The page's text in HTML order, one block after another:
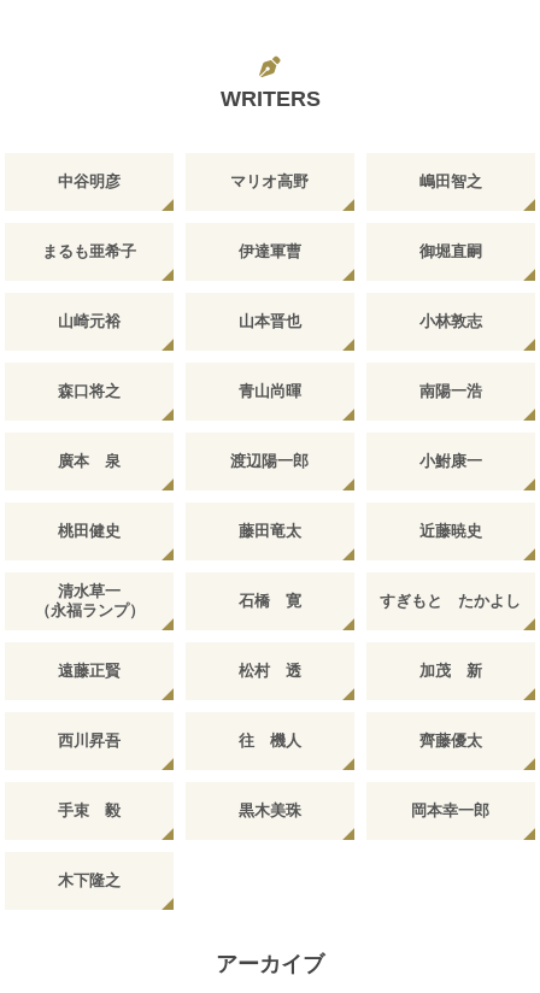
WRITERS
中谷明彦 マリオ高野 嶋田智之
まるも亜希子 伊達軍曹 御堀直嗣
山崎元裕 山本晋也 小林敦志
森口将之 青山尚暉 南陽一浩
廣本 泉 渡辺陽一郎 小鮒康一
桃田健史 藤田竜太 近藤暁史
清水草一
（永福ランプ）
石橋 寛 すぎもと たかよし
遠藤正賢 松村 透 加茂 新
西川昇吾 往 機人 齊藤優太
手束 毅 黒木美珠 岡本幸一郎
木下隆之
アーカイブ